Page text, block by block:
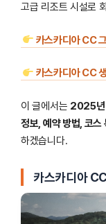
고급 리조트 시설로
카스카디아 CC
카스카디아 CC
이 글에서는 2025년
정보, 예약 방법, 코스
하겠습니다.
카스카디아